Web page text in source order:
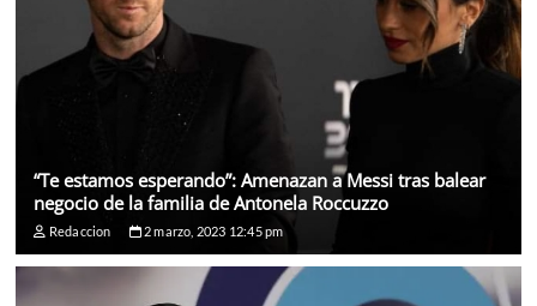
“Te estamos esperando”: Amenazan a Messi tras balear
negocio de la familia de Antonela Roccuzzo
Redaccion 2 marzo, 2023 12:45 pm